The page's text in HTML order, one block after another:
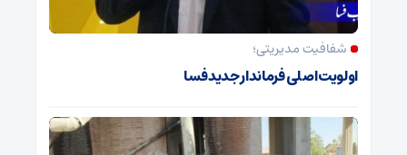
شفافیت مدیریتی؛
اولویت اصلی فرماندار جدید فسا